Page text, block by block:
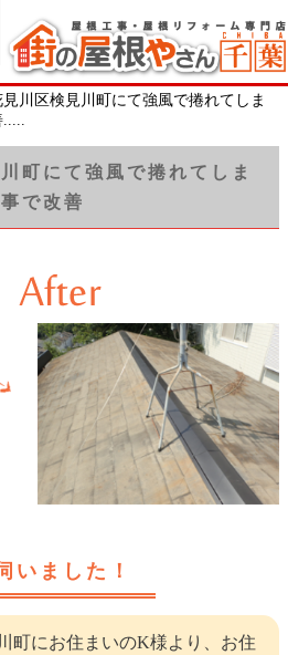
見川区検見川町にて強風で捲れてしま
.....
町にて強風で捲れてしま
で改善
いました！
町にお住まいのK様より、お住